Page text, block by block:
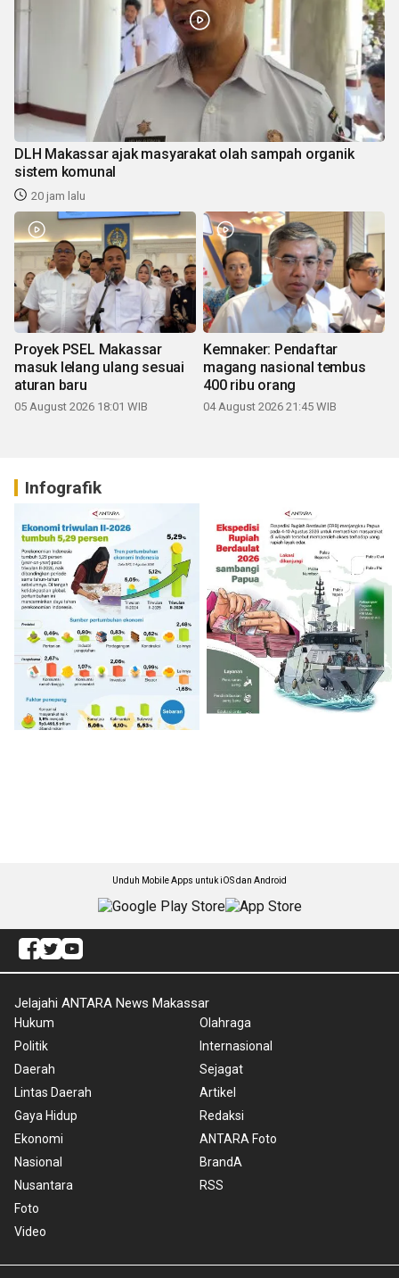
DLH Makassar ajak masyarakat olah sampah organik
sistem komunal
20 jam lalu
Proyek PSEL Makassar
masuk lelang ulang sesuai
aturan baru
05 August 2026 18:01 WIB
Kemnaker: Pendaftar
magang nasional tembus
400 ribu orang
04 August 2026 21:45 WIB
Infografik
Unduh Mobile Apps untuk iOS dan Android
Jelajahi ANTARA News Makassar
Hukum
Politik
Daerah
Lintas Daerah
Gaya Hidup
Ekonomi
Nasional
Nusantara
Foto
Video
Olahraga
Internasional
Sejagat
Artikel
Redaksi
ANTARA Foto
BrandA
RSS